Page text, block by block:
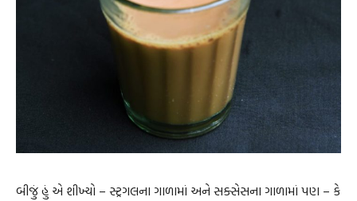
બીજું હું એ શીખ્યો – સ્ટ્રગલના ગાળામાં અને સક્સેસના ગાળામાં પણ – કે